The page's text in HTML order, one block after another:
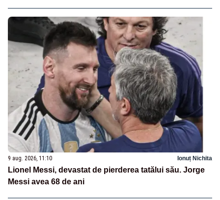
9 aug. 2026, 11:10 Ionuț Nichita
Lionel Messi, devastat de pierderea tatălui său. Jorge
Messi avea 68 de ani